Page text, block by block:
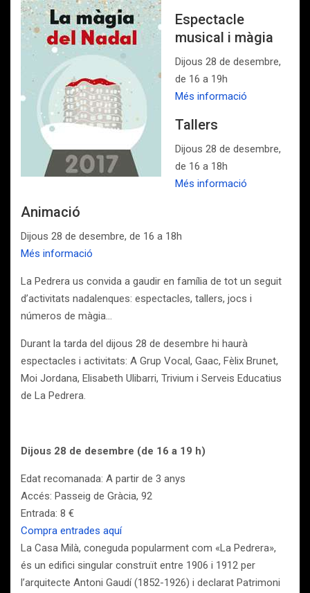
Espectacle
musical i màgia
Dijous 28 de desembre,
de 16 a 19h
Més informació
Tallers
Dijous 28 de desembre,
de 16 a 18h
Més informació
Animació
Dijous 28 de desembre, de 16 a 18h
Més informació
La Pedrera us convida a gaudir en família de tot un seguit
d’activitats nadalenques: espectacles, tallers, jocs i
números de màgia…
Durant la tarda del dijous 28 de desembre hi haurà
espectacles i activitats: A Grup Vocal, Gaac, Fèlix Brunet,
Moi Jordana, Elisabeth Ulibarri, Trivium i Serveis Educatius
de La Pedrera.
Dijous 28 de desembre (de 16 a 19 h)
Edat recomanada: A partir de 3 anys
Accés: Passeig de Gràcia, 92
Entrada: 8 €
Compra entrades aquí
La Casa Milà, coneguda popularment com «La Pedrera»,
és un edifici singular construït entre 1906 i 1912 per
l’arquitecte Antoni Gaudí (1852-1926) i declarat Patrimoni